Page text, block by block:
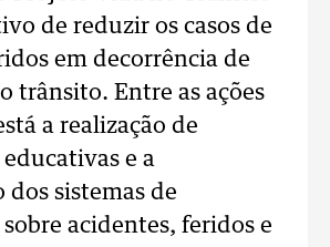
de reduzir os casos de
em decorrência de
trânsito. Entre as ações
a realização de
e a
dos sistemas de
acidentes, feridos e